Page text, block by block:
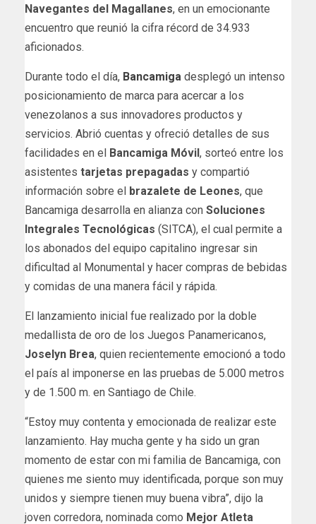
Navegantes del Magallanes, en un emocionante
encuentro que reunió la cifra récord de 34.933
aficionados.
Durante todo el día, Bancamiga desplegó un intenso
posicionamiento de marca para acercar a los
venezolanos a sus innovadores productos y
servicios. Abrió cuentas y ofreció detalles de sus
facilidades en el Bancamiga Móvil, sorteó entre los
asistentes tarjetas prepagadas y compartió
información sobre el brazalete de Leones, que
Bancamiga desarrolla en alianza con Soluciones
Integrales Tecnológicas (SITCA), el cual permite a
los abonados del equipo capitalino ingresar sin
dificultad al Monumental y hacer compras de bebidas
y comidas de una manera fácil y rápida.
El lanzamiento inicial fue realizado por la doble
medallista de oro de los Juegos Panamericanos,
Joselyn Brea, quien recientemente emocionó a todo
el país al imponerse en las pruebas de 5.000 metros
y de 1.500 m. en Santiago de Chile.
“Estoy muy contenta y emocionada de realizar este
lanzamiento. Hay mucha gente y ha sido un gran
momento de estar con mi familia de Bancamiga, con
quienes me siento muy identificada, porque son muy
unidos y siempre tienen muy buena vibra”, dijo la
joven corredora, nominada como Mejor Atleta